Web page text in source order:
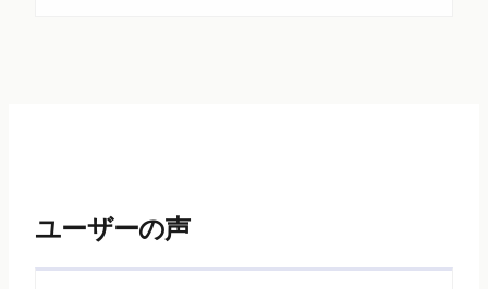
ユーザーの声